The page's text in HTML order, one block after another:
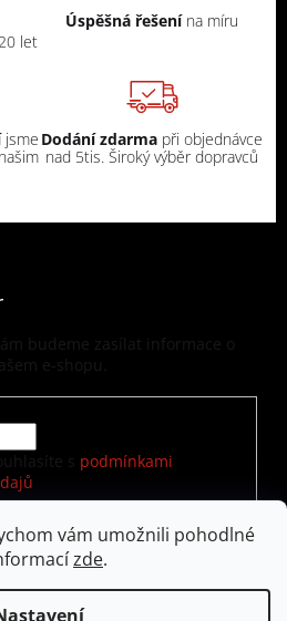
vám umožnili pohodlné
zde.
let
Úspěšná řešení na míru
jsme Dodání zdarma při objednávce
nad 5tis. Široký výběr dopravců
budeme zasílat informace o
e-shopu.
s podmínkami